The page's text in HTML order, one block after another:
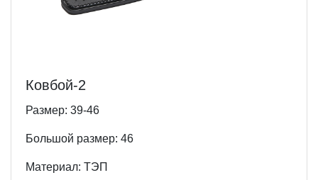
Ковбой-2
Размер: 39-46
Большой размер: 46
Материал: ТЭП